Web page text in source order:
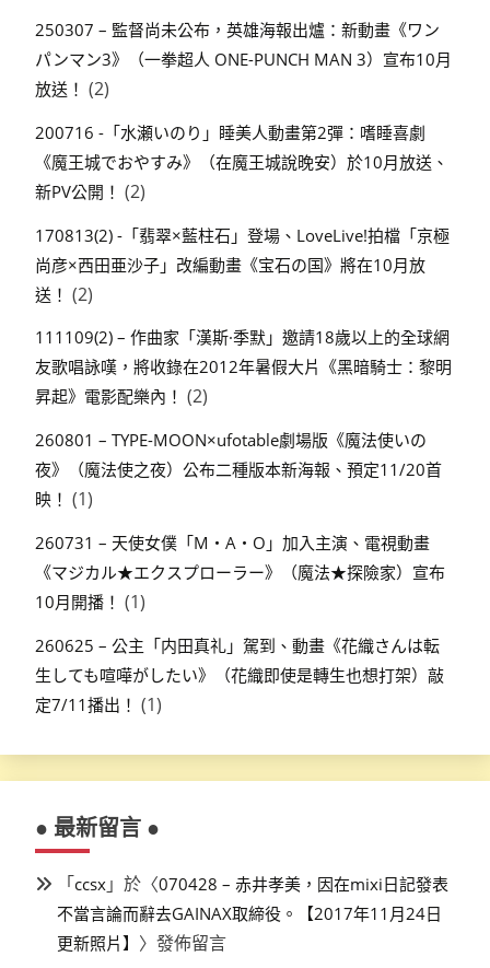
250307 – 監督尚未公布，英雄海報出爐：新動畫《ワン
パンマン3》（一拳超人 ONE-PUNCH MAN 3）宣布10月
放送！ (2)
200716 -「水瀬いのり」睡美人動畫第2彈：嗜睡喜劇
《魔王城でおやすみ》（在魔王城說晚安）於10月放送、
新PV公開！ (2)
170813(2) -「翡翠×藍柱石」登場、LoveLive!拍檔「京極
尚彦×西田亜沙子」改編動畫《宝石の国》將在10月放
送！ (2)
111109(2) – 作曲家「漢斯·季默」邀請18歲以上的全球網
友歌唱詠嘆，將收錄在2012年暑假大片《黑暗騎士：黎明
昇起》電影配樂內！ (2)
260801 – TYPE-MOON×ufotable劇場版《魔法使いの
夜》（魔法使之夜）公布二種版本新海報、預定11/20首
映！ (1)
260731 – 天使女僕「M・A・O」加入主演、電視動畫
《マジカル★エクスプローラー》（魔法★探險家）宣布
10月開播！ (1)
260625 – 公主「内田真礼」駕到、動畫《花織さんは転
生しても喧嘩がしたい》（花織即使是轉生也想打架）敲
定7/11播出！ (1)
● 最新留言 ●
「ccsx 」於〈070428 – 赤井孝美，因在mixi日記發表
不當言論而辭去GAINAX取締役。【2017年11月24日
更新照片】 〉發佈留言